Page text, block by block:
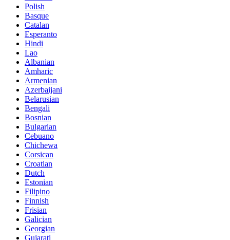
Polish
Basque
Catalan
Esperanto
Hindi
Lao
Albanian
Amharic
Armenian
Azerbaijani
Belarusian
Bengali
Bosnian
Bulgarian
Cebuano
Chichewa
Corsican
Croatian
Dutch
Estonian
Filipino
Finnish
Frisian
Galician
Georgian
Gujarati